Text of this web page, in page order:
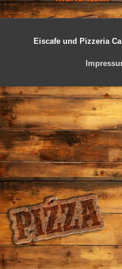
Eiscafe und Pizzeria